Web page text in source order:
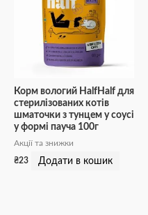
Корм вологий HalfHalf для
стерилізованих котів
шматочки з тунцем у соусі
у формі пауча 100г
Акції та знижки
₴23 Додати в кошик